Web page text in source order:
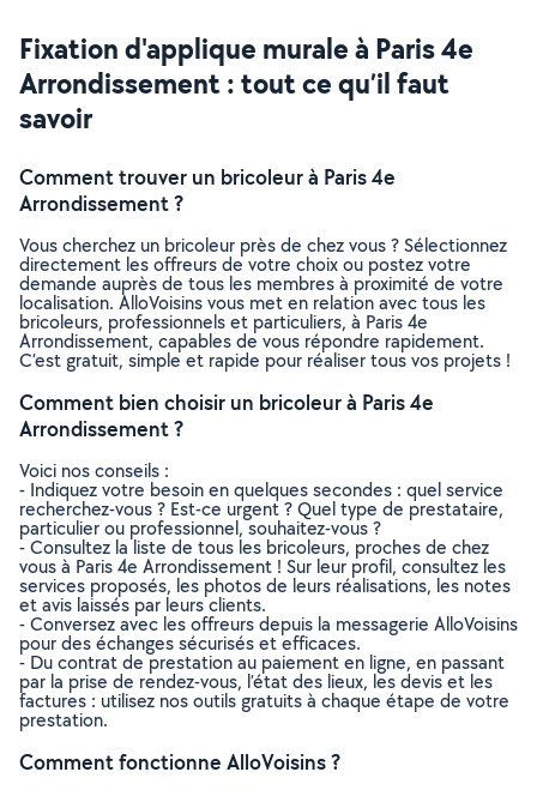
Fixation d'applique murale à Paris 4e
Arrondissement : tout ce qu’il faut
savoir
Comment trouver un bricoleur à Paris 4e
Arrondissement ?
Vous cherchez un bricoleur près de chez vous ? Sélectionnez
directement les offreurs de votre choix ou postez votre
demande auprès de tous les membres à proximité de votre
localisation. AlloVoisins vous met en relation avec tous les
bricoleurs, professionnels et particuliers, à Paris 4e
Arrondissement, capables de vous répondre rapidement.
C’est gratuit, simple et rapide pour réaliser tous vos projets !
Comment bien choisir un bricoleur à Paris 4e
Arrondissement ?
Voici nos conseils :
- Indiquez votre besoin en quelques secondes : quel service
recherchez-vous ? Est-ce urgent ? Quel type de prestataire,
particulier ou professionnel, souhaitez-vous ?
- Consultez la liste de tous les bricoleurs, proches de chez
vous à Paris 4e Arrondissement ! Sur leur profil, consultez les
services proposés, les photos de leurs réalisations, les notes
et avis laissés par leurs clients.
- Conversez avec les offreurs depuis la messagerie AlloVoisins
pour des échanges sécurisés et efficaces.
- Du contrat de prestation au paiement en ligne, en passant
par la prise de rendez-vous, l’état des lieux, les devis et les
factures : utilisez nos outils gratuits à chaque étape de votre
prestation.
Comment fonctionne AlloVoisins ?